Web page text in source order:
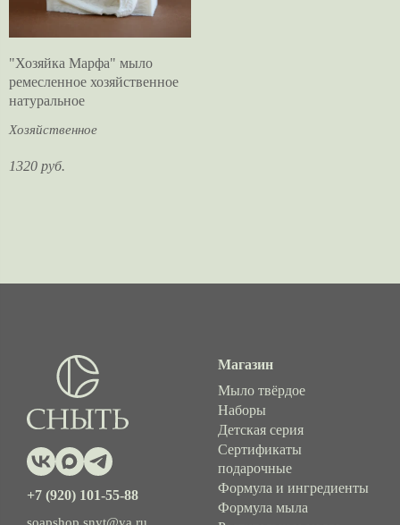
"Хозяйка Марфа" мыло
ремесленное хозяйственное
натуральное
Хозяйственное
1320 руб.
+7 (920) 101-55-88
Магазин
Мыло твёрдое
Наборы
Детская серия
Сертификаты
подарочные
Формула и ингредиенты
Формула мыла